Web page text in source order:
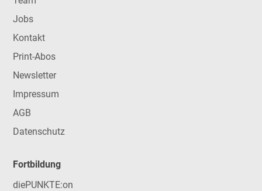
Jobs
Kontakt
Print-Abos
Newsletter
Impressum
AGB
Datenschutz
Fortbildung
diePUNKTE:on